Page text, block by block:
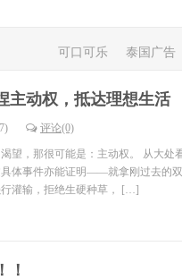
可口可乐 泰国广告
主动权，抵达理想生活
评论(0)
望，那很可能是：主动权。 从大处
体事件亦能证明——就拿刚过去的双
灌输，拒绝生硬种草， […]
！